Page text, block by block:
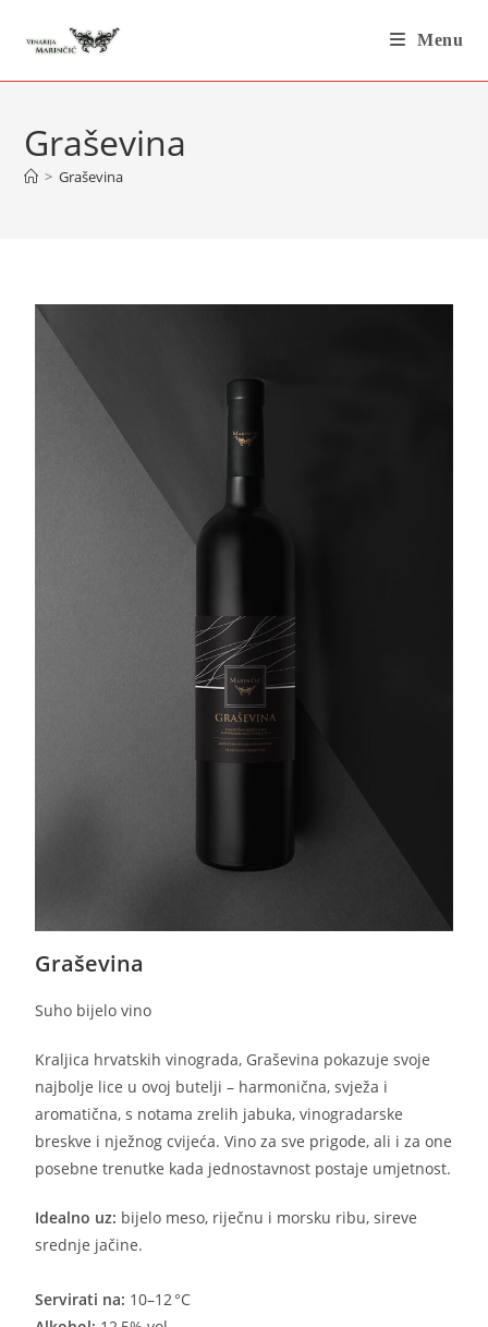
Menu
Graševina
> Graševina
Graševina
Suho bijelo vino
Kraljica hrvatskih vinograda, Graševina pokazuje svoje
najbolje lice u ovoj butelji – harmonična, svježa i
aromatična, s notama zrelih jabuka, vinogradarske
breskve i nježnog cvijeća. Vino za sve prigode, ali i za one
posebne trenutke kada jednostavnost postaje umjetnost.
Idealno uz: bijelo meso, riječnu i morsku ribu, sireve
srednje jačine.
Servirati na: 10–12 °C